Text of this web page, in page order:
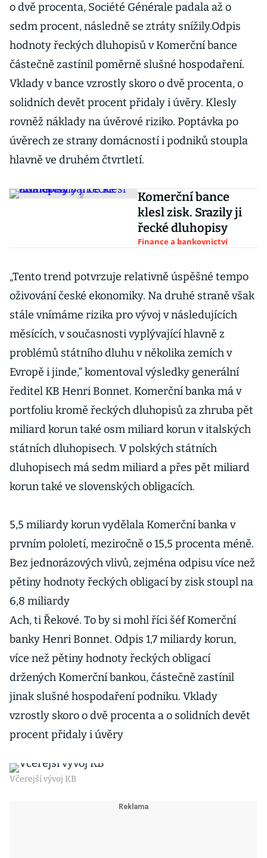
o dvě procenta, Société Générale padala až o
sedm procent, následně se ztráty snížily.Odpis
hodnoty řeckých dluhopisů v Komerční bance
částečně zastínil poměrně slušné hospodaření.
Vklady v bance vzrostly skoro o dvě procenta, o
solidních devět procent přidaly i úvěry. Klesly
rovněž náklady na úvěrové riziko. Poptávka po
úvěrech ze strany domácností i podniků stoupla
hlavně ve druhém čtvrtletí.
Komerční bance
klesl zisk. Srazily ji
řecké dluhopisy
Finance a bankovnictví
„Tento trend potvrzuje relativně úspěšné tempo
oživování české ekonomiky. Na druhé straně však
stále vnímáme rizika pro vývoj v následujících
měsících, v současnosti vyplývající hlavně z
problémů státního dluhu v několika zemích v
Evropě i jinde,“ komentoval výsledky generální
ředitel KB Henri Bonnet. Komerční banka má v
portfoliu kromě řeckých dluhopisů za zhruba pět
miliard korun také osm miliard korun v italských
státních dluhopisech. V polských státních
dluhopisech má sedm miliard a přes pět miliard
korun také ve slovenských obligacích.
5,5 miliardy korun vydělala Komerční banka v
prvním pololetí, meziročně o 15,5 procenta méně.
Bez jednorázových vlivů, zejména odpisu více než
pětiny hodnoty řeckých obligací by zisk stoupl na
6,8 miliardy
Ach, ti Řekové. To by si mohl říci šéf Komerční
banky Henri Bonnet. Odpis 1,7 miliardy korun,
více než pětiny hodnoty řeckých obligací
držených Komerční bankou, částečně zastínil
jinak slušné hospodaření podniku. Vklady
vzrostly skoro o dvě procenta a o solidních devět
procent přidaly i úvěry
Včerejší vývoj KB